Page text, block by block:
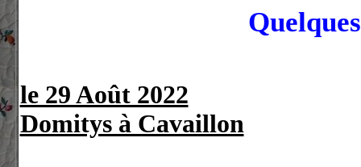
le 29 Août 2022
Domitys à Cavaillon